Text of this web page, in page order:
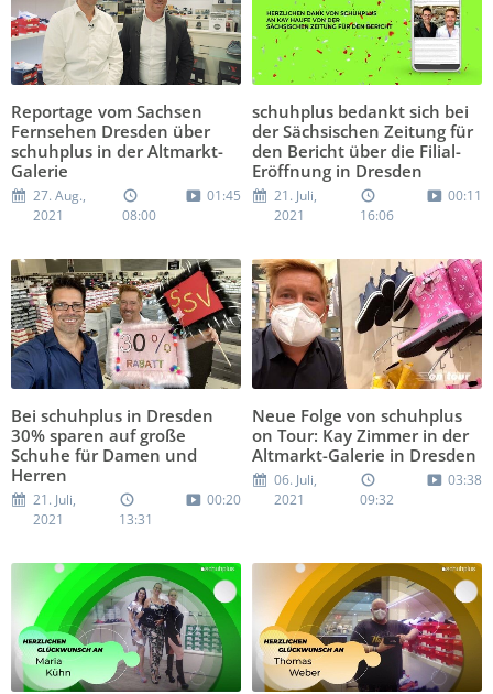
Reportage vom Sachsen
Fernsehen Dresden über
schuhplus in der Altmarkt-
Galerie
27. Aug.,
2021
08:00
01:45
schuhplus bedankt sich bei
der Sächsischen Zeitung für
den Bericht über die Filial-
Eröffnung in Dresden
21. Juli,
2021
16:06
00:11
Bei schuhplus in Dresden
30% sparen auf große
Schuhe für Damen und
Herren
21. Juli,
2021
13:31
00:20
Neue Folge von schuhplus
on Tour: Kay Zimmer in der
Altmarkt-Galerie in Dresden
06. Juli,
2021
09:32
03:38